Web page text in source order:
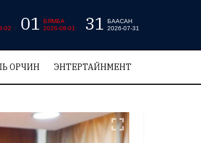
02
01
БЯМБА
2026-08-01
31
БААСАН
2026-07-31
ОРЧИН ЭНТЕРТАЙНМЕНТ